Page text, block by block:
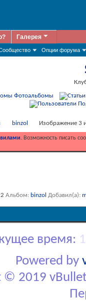
Опции форума
Галерея
Фотоальбомы
binzol Изображение 3
. Возможность писать
Альбом binzol Добавил(а)
время:
Powered by
© 2019